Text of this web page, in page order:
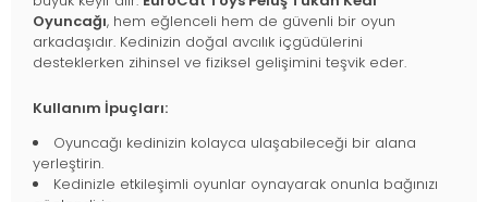
Oyuncağı, hem eğlenceli hem de güvenli bir oyun
arkadaşıdır. Kedinizin doğal avcılık içgüdülerini
desteklerken zihinsel ve fiziksel gelişimini teşvik eder.
Kullanım İpuçları:
Oyuncağı kedinizin kolayca ulaşabileceği bir alana
yerleştirin.
Kedinizle etkileşimli oyunlar oynayarak onunla bağınızı